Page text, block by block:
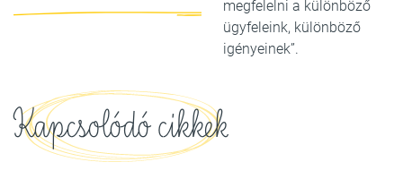
megfelelni a különböző
ügyfeleink, különböző
igényeinek”.
Kapcsolódó cikkek